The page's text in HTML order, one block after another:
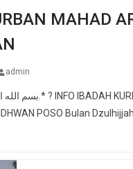
MAHAD
admin
POSO Bulan